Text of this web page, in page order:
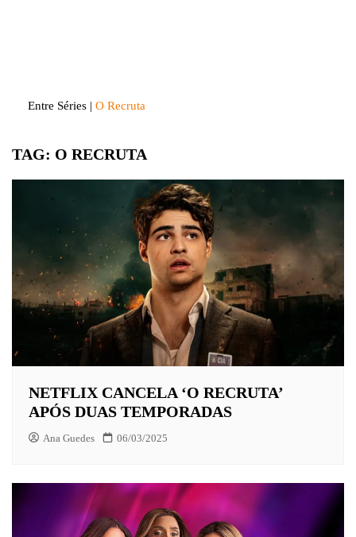
Entre Séries | O Recruta
TAG: O RECRUTA
NETFLIX CANCELA ‘O RECRUTA’
APÓS DUAS TEMPORADAS
Ana Guedes 06/03/2025